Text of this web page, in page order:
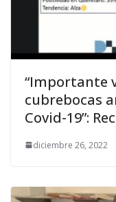
“Importante
cubrebocas
Covid-19”:
diciembre 26, 2022